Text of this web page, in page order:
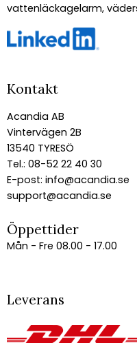
vattenläckagelarm,
Kontakt
Acandia AB
Vintervägen 2B
13540 TYRESÖ
Tel.: 08-52 22 40 30
E-post: info@acandia.se
support@acandia.se
Öppettider
Mån - Fre 08.00 - 17.00
Leverans